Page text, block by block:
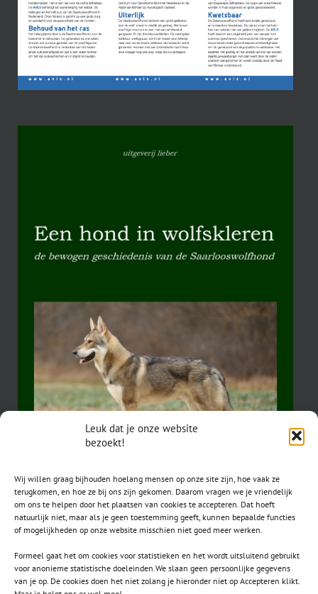
Leuk dat je onze website
bezoekt!
Wij willen graag bijhouden hoelang mensen op onze site zijn, hoe vaak ze
terugkomen, en hoe ze bij ons zijn gekomen. Daarom vragen we je vriendelijk
om ons te helpen door het plaatsen van cookies te accepteren. Dat hoeft
natuurlijk niet, maar als je geen toestemming geeft, kunnen bepaalde functies
of mogelijkheden op onze website misschien niet goed meer werken.
Formeel gaat het om cookies voor statistieken en het wordt uitsluitend gebruikt
voor anonieme statistische doeleinden.We slaan geen persoonlijke gegevens
van je op. De cookies doen het niet zolang je hieronder niet op Accepteren klikt.